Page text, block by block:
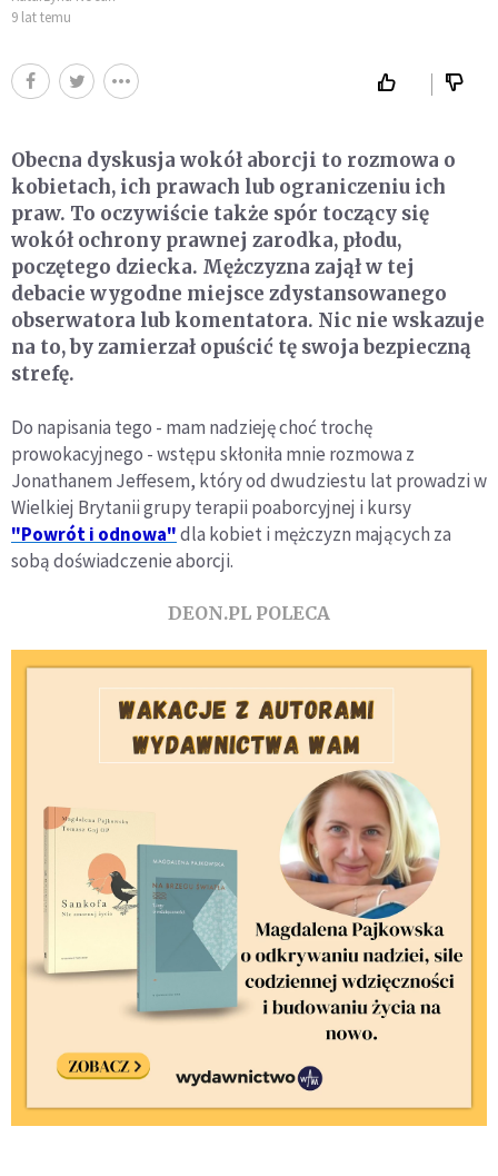
9 lat temu
Obecna dyskusja wokół aborcji to rozmowa o
kobietach, ich prawach lub ograniczeniu ich
praw. To oczywiście także spór toczący się
wokół ochrony prawnej zarodka, płodu,
poczętego dziecka. Mężczyzna zajął w tej
debacie wygodne miejsce zdystansowanego
obserwatora lub komentatora. Nic nie wskazuje
na to, by zamierzał opuścić tę swoja bezpieczną
strefę.
Do napisania tego - mam nadzieję choć trochę
prowokacyjnego - wstępu skłoniła mnie rozmowa z
Jonathanem Jeffesem, który od dwudziestu lat prowadzi w
Wielkiej Brytanii grupy terapii poaborcyjnej i kursy
"Powrót i odnowa"dla kobiet i mężczyzn mających za
sobą doświadczenie aborcji.
DEON.PL POLECA